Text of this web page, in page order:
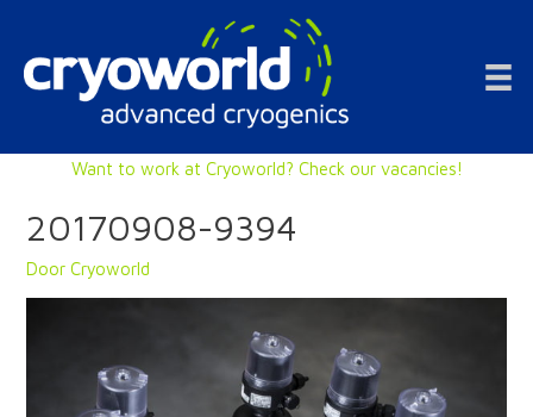
inhoud
Want to work at Cryoworld? Check our vacancies!
20170908-9394
DoorCryoworld